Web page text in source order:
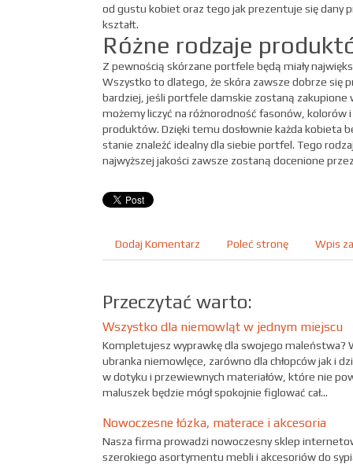
od gustu kobiet oraz tego jak prezentuje się dany
kształt.
Różne rodzaje
Z pewnością skórzane portfele będą miały
Wszystko to dlatego, że skóra zawsze dobrze się
bardziej, jeśli portfele damskie zostaną
możemy liczyć na różnorodność fasonów, kolorów
produktów. Dzięki temu dosłownie każda kobieta
stanie znaleźć idealny dla siebie portfel. Tego
najwyższej jakości zawsze zostaną docenione
Dodaj Komentarz Poleć stronę Wpis
Przeczytać warto:
Wszystko dla niemowląt w jednym miejscu
Kompletujesz wyprawkę dla swojego maleństwa?
ubranka niemowlęce, zarówno dla chłopców jak i
w dotyku i przewiewnych materiałów, które nie
maluszek będzie mógł spokojnie figlować cał...
Nowoczesne łózka, materace i akcesoria
Nasza firma prowadzi nowoczesny sklep
szerokiego asortymentu mebli i akcesoriów do